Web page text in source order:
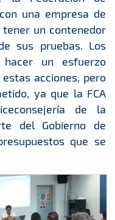
una empresa de
un contenedor
sus pruebas. Los
hacer un esfuerzo
acciones, pero
ya que la FCA
de la
del Gobierno de
que se